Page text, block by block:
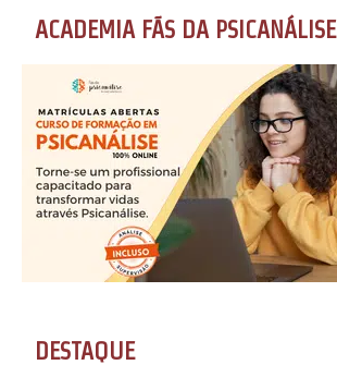
ACADEMIA FÃS DA PSICANÁLISE
DESTAQUE